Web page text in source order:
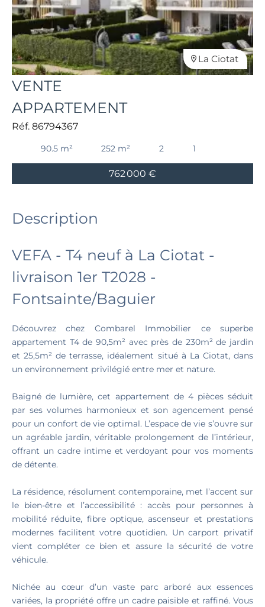
La Ciotat
VENTE
APPARTEMENT
Réf. 86794367
90.5 m² 252 m² 2 1
762 000 €
Description
VEFA - T4 neuf à La Ciotat -
livraison 1er T2028 -
Fontsainte/Baguier
Découvrez chez Combarel Immobilier ce superbe
appartement T4 de 90,5m² avec près de 230m² de jardin
et 25,5m² de terrasse, idéalement situé à La Ciotat, dans
un environnement privilégié entre mer et nature.
Baigné de lumière, cet appartement de 4 pièces séduit
par ses volumes harmonieux et son agencement pensé
pour un confort de vie optimal. L’espace de vie s’ouvre sur
un agréable jardin, véritable prolongement de l’intérieur,
offrant un cadre intime et verdoyant pour vos moments
de détente.
La résidence, résolument contemporaine, met l’accent sur
le bien-être et l’accessibilité : accès pour personnes à
mobilité réduite, fibre optique, ascenseur et prestations
modernes facilitent votre quotidien. Un carport privatif
vient compléter ce bien et assure la sécurité de votre
véhicule.
Nichée au cœur d’un vaste parc arboré aux essences
variées, la propriété offre un cadre paisible et raffiné. Vous